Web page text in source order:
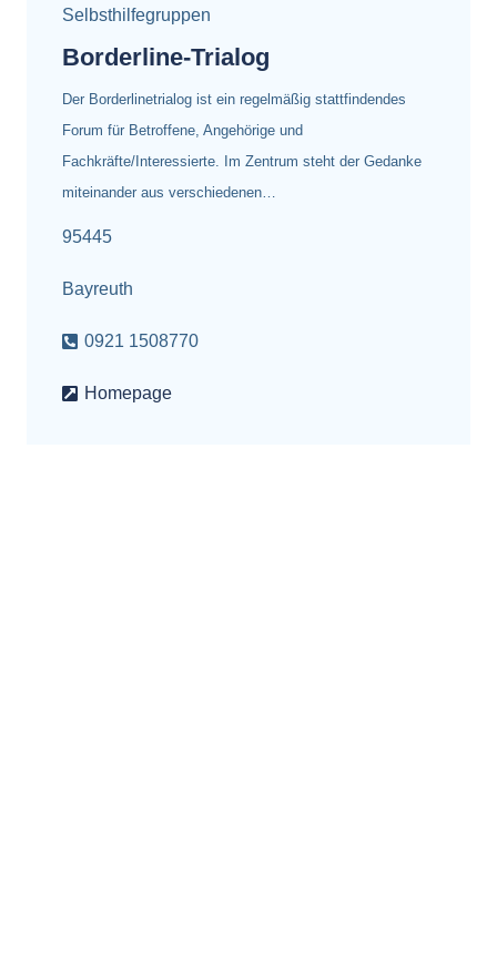
Selbsthilfegruppen
Borderline-Trialog
Der Borderlinetrialog ist ein regelmäßig stattfindendes
Forum für Betroffene, Angehörige und
Fachkräfte/Interessierte. Im Zentrum steht der Gedanke
miteinander aus verschiedenen…
95445
Bayreuth
0921 1508770
Homepage